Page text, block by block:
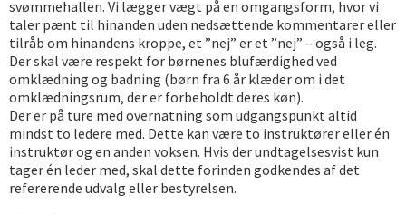
svømmehallen. Vi lægger vægt på en omgangsform, hvor vi
taler pænt til hinanden uden nedsættende kommentarer eller
tilråb om hinandens kroppe, et ”nej” er et ”nej” – også i leg.
Der skal være respekt for børnenes blufærdighed ved
omklædning og badning (børn fra 6 år klæder om i det
omklædningsrum, der er forbeholdt deres køn).
Der er på ture med overnatning som udgangspunkt altid
mindst to ledere med. Dette kan være to instruktører eller én
instruktør og en anden voksen. Hvis der undtagelsesvist kun
tager én leder med, skal dette forinden godkendes af det
refererende udvalg eller bestyrelsen.